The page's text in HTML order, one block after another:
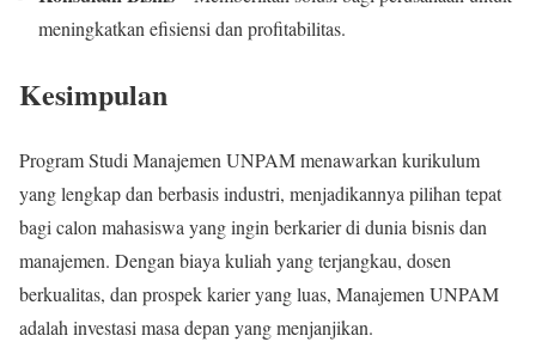
meningkatkan efisiensi dan profitabilitas.
Kesimpulan
Program Studi Manajemen UNPAM menawarkan kurikulum
yang lengkap dan berbasis industri, menjadikannya pilihan tepat
bagi calon mahasiswa yang ingin berkarier di dunia bisnis dan
manajemen. Dengan biaya kuliah yang terjangkau, dosen
berkualitas, dan prospek karier yang luas, Manajemen UNPAM
adalah investasi masa depan yang menjanjikan.